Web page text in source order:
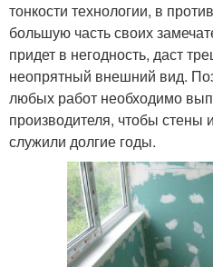
тонкости технологии, в
большую часть своих
придет в негодность, даст
неопрятный внешний вид.
любых работ необходимо
производителя, чтобы стены
служили долгие годы.